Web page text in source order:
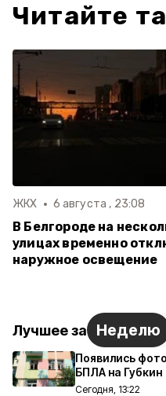
Читайте
ЖКХ 6 августа , 23:08
В Белгороде на
улицах временно
наружное освещение
Лучшее за Неделю
Появились
БПЛА на Губкин
Сегодня, 13:22